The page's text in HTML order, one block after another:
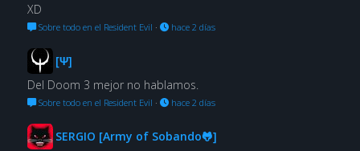
XD
Sobre todo en el Resident Evil · hace 2 días
[Ψ]
Del Doom 3 mejor no hablamos.
Sobre todo en el Resident Evil · hace 2 días
SERGIO [Army of Sobando🐸]